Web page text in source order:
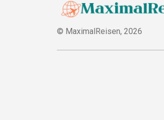
© MaximalReisen, 2026